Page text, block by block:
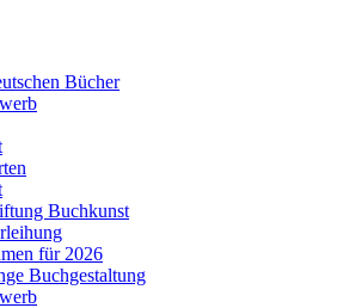
Bücher
Buchkunst
für 2026
Buchgestaltung